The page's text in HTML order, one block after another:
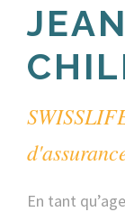
En tant